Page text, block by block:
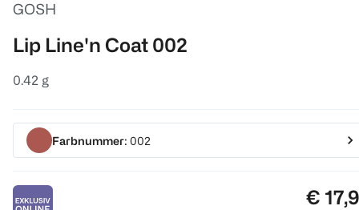
GOSH
Lip Line'n Coat 002
0.42 g
Farbnummer: 002
Preis:
€